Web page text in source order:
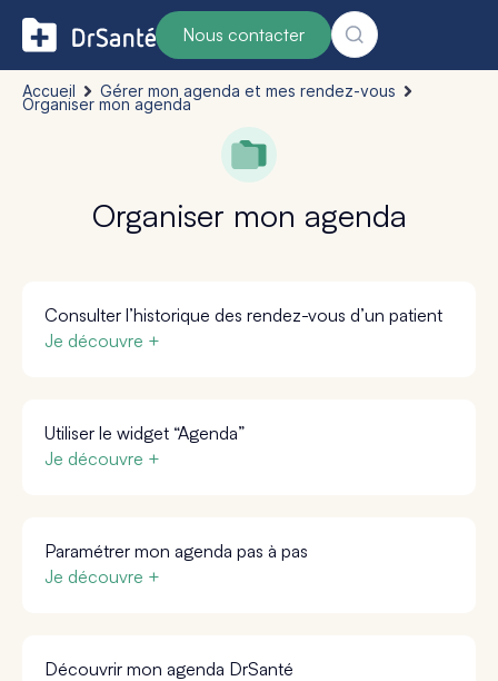
Nous contacter
Accueil Gérer mon agenda et mes rendez-vous
Organiser mon agenda
Organiser mon agenda
Consulter l’historique des rendez-vous d’un patient
Je découvre +
Utiliser le widget “Agenda”
Je découvre +
Paramétrer mon agenda pas à pas
Je découvre +
Découvrir mon agenda DrSanté